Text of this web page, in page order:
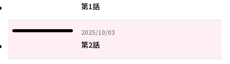
第1話
2025/10/03
2025年10月03日
第2話